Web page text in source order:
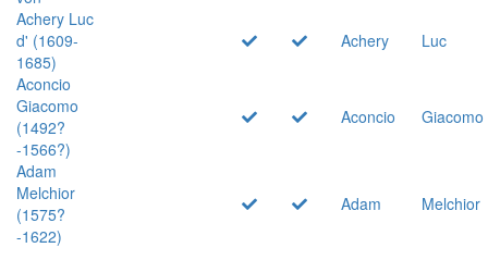
Achery Luc
d' (1609-
1685)
Achery
Luc
Aconcio
Giacomo
(1492?
-1566?)
Aconcio Giacomo
Adam
Melchior
(1575?
-1622)
Adam Melchior